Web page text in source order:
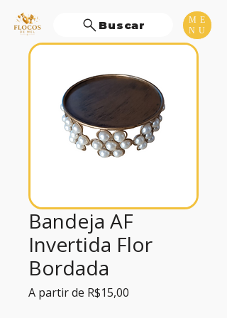
ME
NU
Buscar
Bandeja AF
Invertida Flor
Bordada
A partir de R$15,00